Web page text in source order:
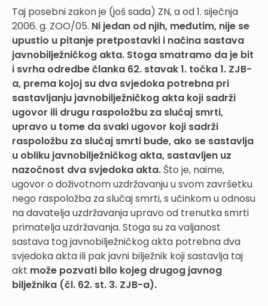
Taj posebni zakon je (još sada) ZN, a od 1. siječnja
2006. g. ZOO/05. Ni jedan od njih, međutim, nije se
upustio u pitanje pretpostavki i načina sastava
javnobilježničkog akta. Stoga smatramo da je bit
i svrha odredbe članka 62. stavak 1. točka 1. ZJB-
a, prema kojoj su dva svjedoka potrebna pri
sastavljanju javnobilježničkog akta koji sadrži
ugovor ili drugu raspoložbu za slučaj smrti,
upravo u tome da svaki ugovor koji sadrži
raspoložbu za slučaj smrti bude, ako se sastavlja
u obliku javnobilježničkog akta, sastavljen uz
nazočnost dva svjedoka akta. Što je, naime,
ugovor o doživotnom uzdržavanju u svom završetku
nego raspoložba za slučaj smrti, s učinkom u odnosu
na davatelja uzdržavanja upravo od trenutka smrti
primatelja uzdržavanja. Stoga su za valjanost
sastava tog javnobilježničkog akta potrebna dva
svjedoka akta ili pak javni bilježnik koji sastavlja taj
akt može pozvati bilo kojeg drugog javnog
bilježnika (čl. 62. st. 3. ZJB-a).